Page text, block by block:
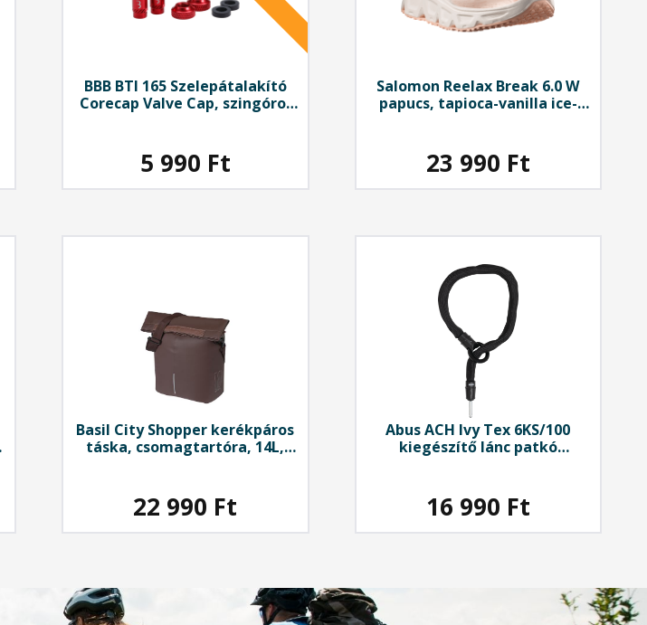
BBBBTI 165 Szelepátalakító
Corecap Valve Cap, szingórol
5 990 Ft
Salomon Reelax Break 6.0 W
papucs, tapioca-vanilla ice-
23 990 Ft
Basil City Shopper kerékpáros
táska, csomagtartóra, 14L,
22 990 Ft
AbusACH Ivy Tex 6KS/100
kiegészítő lánc patkó
16 990 Ft